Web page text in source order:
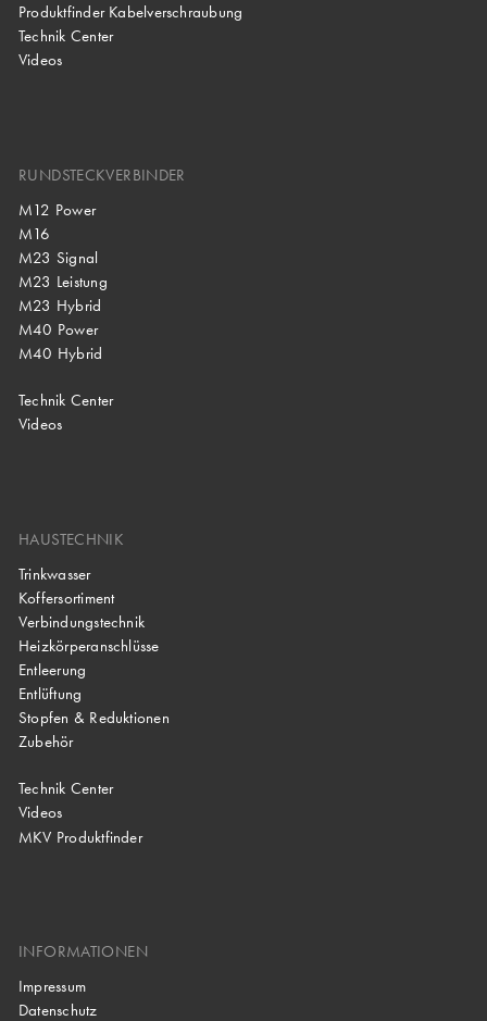
Produktfinder Kabelverschraubung
Technik Center
Videos
RUNDSTECKVERBINDER
M12 Power
M16
M23 Signal
M23 Leistung
M23 Hybrid
M40 Power
M40 Hybrid
Technik Center
Videos
HAUSTECHNIK
Trinkwasser
Koffersortiment
Verbindungstechnik
Heizkörperanschlüsse
Entleerung
Entlüftung
Stopfen & Reduktionen
Zubehör
Technik Center
Videos
MKV Produktfinder
INFORMATIONEN
Impressum
Datenschutz